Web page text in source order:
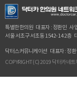
특별한한의원 대표자 : 정환민 사
서울 서초구 서초동 1542-14 2층
닥터스커뮤니케이션 대표자 : 정
COPYRIGHT(C) 2019 닥터카네트